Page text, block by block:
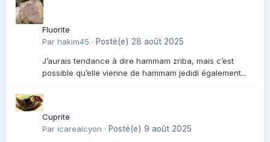
Fluorite
Par hakim45 · Posté(e) 28 août 2025
J’aurais tendance à dire hammam zriba, mais c’est
possible qu’elle vienne de hammam jedidi également...
Cuprite
Par icarealcyon · Posté(e) 9 août 2025